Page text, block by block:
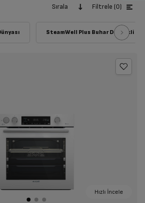
Sırala Filtrele (0)
Hızlı İncele